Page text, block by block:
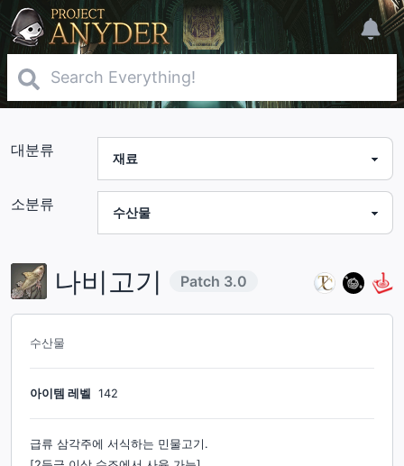
대분류
소분류
나비고기 Patch 3.0
수산물
아이템 레벨 142
급류 삼각주에 서식하는 민물고기.